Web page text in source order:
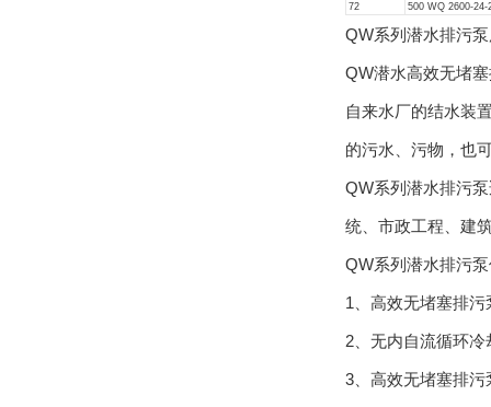
72
500 WQ 2600-24-
QW系列潜水排污
QW潜水高效无堵
自来水厂的结水装
的污水、污物，也
QW系列潜水排污
统、市政工程、建
QW系列潜水排污
1、高效无堵塞排
2、无内自流循环
3、高效无堵塞排